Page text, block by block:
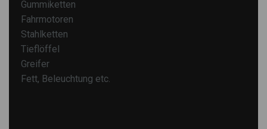
Gummiketten
Fahrmotoren
Stahlketten
Tieflöffel
Greifer
Fett, Beleuchtung etc.